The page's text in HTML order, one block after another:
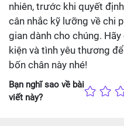
nhiên, trước khi quyết
cân nhắc kỹ lưỡng về chi
gian dành cho chúng.
kiện và tình yêu thương
bốn chân này nhé!
Bạn nghĩ sao về bài
viết này?